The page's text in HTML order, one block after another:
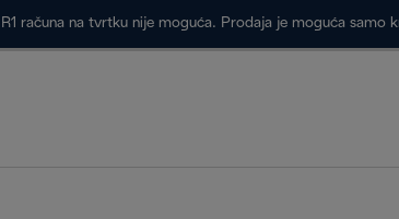
računa na tvrtku nije moguća. Prodaja je moguća samo